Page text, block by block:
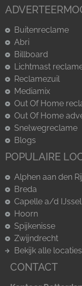
Buitenreclame
Abri
Billboard
Lichtmast
Reclamezuil
Mediamix
Out Of Home
Out Of Home
Snelwegreclame
Blogs
POPULAIRE
Alphen aan den
Breda
Capelle a/d IJssel
Hoorn
Spijkenisse
Zwijndrecht
Bekijk alle locaties
CONTACT